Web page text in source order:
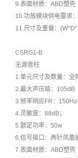
9.表面材质：ABD塑壳
10.功放模块供电要求
11.尺寸及重量：
CSRG1-B
无源音柱
1.单元尺寸及数量：全
2.最大声压级：105dB
3.频率响应FR：
4.灵敏度：88dB；
5.额定功率：50w
6.信号接口：两针凤凰
7.表面材质：ABD塑壳